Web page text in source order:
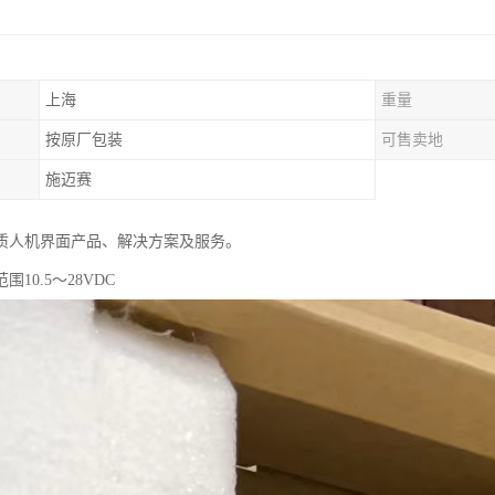
上海 重量
按原厂包装 可售卖地
施迈赛
人机界面产品、解决方案及服务。
围10.5～28VDC